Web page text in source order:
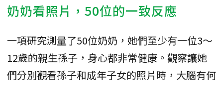
奶奶看照片，50位的一致反應
一項研究測量了50位奶奶，她們至少有一位3～
12歲的親生孫子，身心都非常健康。觀察讓她
們分別觀看孫子和成年子女的照片時，大腦有何